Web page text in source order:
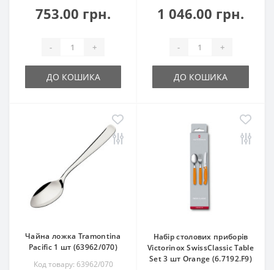
753.00 грн.
- +
ДО КОШИКА
1 046.00 грн.
- +
ДО КОШИКА
Чайна ложка Tramontina
Pacific 1 шт (63962/070)
Код товару: 63962/070
Набір столових приборів
Victorinox SwissClassic Table
Set 3 шт Orange (6.7192.F9)